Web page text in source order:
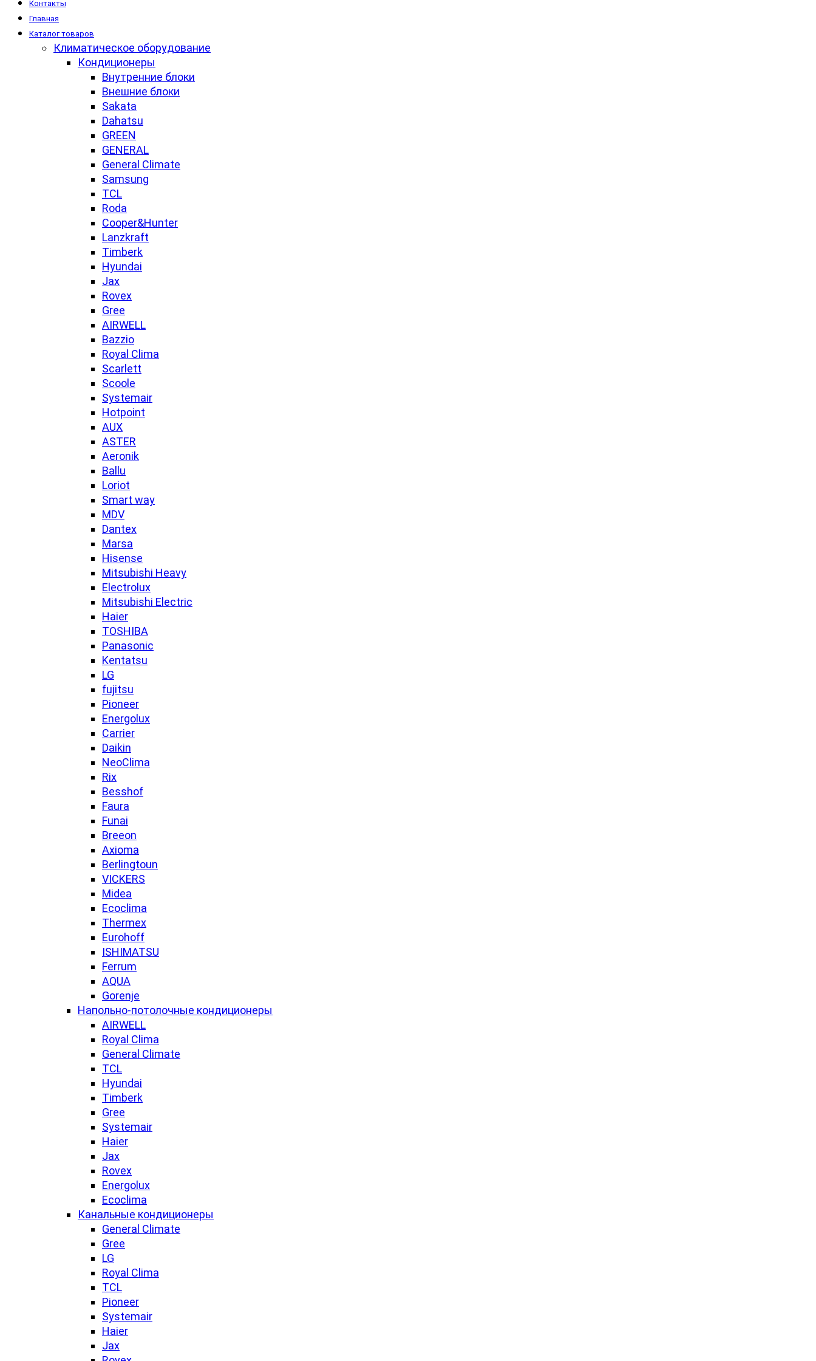
Контакты
Главная
Каталог товаров
Климатическое оборудование
Кондиционеры
Внутренние блоки
Внешние блоки
Sakata
Dahatsu
GREEN
GENERAL
General Climate
Samsung
TCL
Roda
Cooper&Hunter
Lanzkraft
Timberk
Hyundai
Jax
Rovex
Gree
AIRWELL
Bazzio
Royal Clima
Scarlett
Scoole
Systemair
Hotpoint
AUX
ASTER
Aeronik
Ballu
Loriot
Smart way
MDV
Dantex
Marsa
Hisense
Mitsubishi Heavy
Electrolux
Mitsubishi Electric
Haier
TOSHIBA
Panasonic
Kentatsu
LG
fujitsu
Pioneer
Energolux
Carrier
Daikin
NeoClima
Rix
Besshof
Faura
Funai
Breeon
Axioma
Berlingtoun
VICKERS
Midea
Ecoclima
Thermex
Eurohoff
ISHIMATSU
Ferrum
AQUA
Gorenje
Напольно-потолочные кондиционеры
AIRWELL
Royal Clima
General Climate
TCL
Hyundai
Timberk
Gree
Systemair
Haier
Jax
Rovex
Energolux
Ecoclima
Канальные кондиционеры
General Climate
Gree
LG
Royal Clima
TCL
Pioneer
Systemair
Haier
Jax